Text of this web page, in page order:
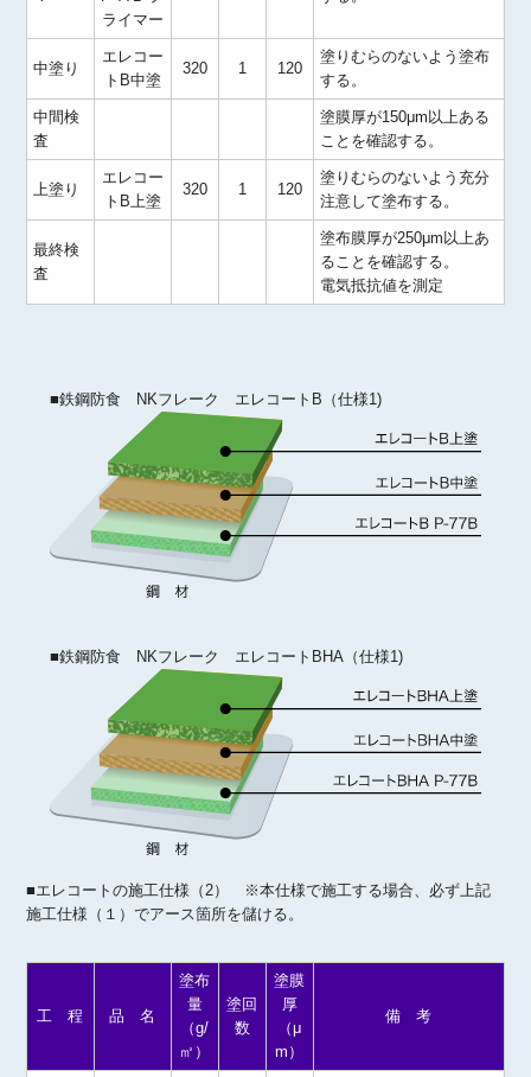
ライマー
中塗り
エレコー
トB中塗
320 1 120
塗りむらのないよう塗布
する。
中間検
査
塗膜厚が150μm以上ある
ことを確認する。
上塗り
エレコー
トB上塗
320 1 120
塗りむらのないよう充分
注意して塗布する。
最終検
査
塗布膜厚が250μm以上あ
ることを確認する。
電気抵抗値を測定
■鉄鋼防食 NKフレーク エレコートB（仕様1)
■鉄鋼防食 NKフレーク エレコートBHA（仕様1)
■エレコートの施工仕様（2） ※本仕様で施工する場合、必ず上記
施工仕様（１）でアース箇所を儲ける。
工 程 品 名
塗布
量
（g/
㎡）
塗回
数
塗膜
厚
（μ
m）
備 考